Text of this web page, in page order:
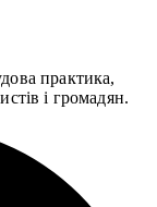
практика,
і громадян.